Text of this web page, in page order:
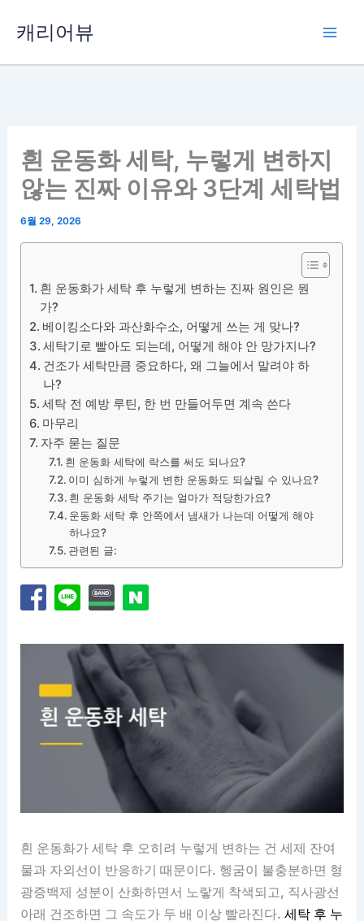
캐리어뷰
흰 운동화 세탁, 누렇게 변하지
않는 진짜 이유와 3단계 세탁법
6월 29, 2026
흰 운동화가 세탁 후 누렇게 변하는 진짜 원인은 뭔
가?
베이킹소다와 과산화수소, 어떻게 쓰는 게 맞나?
세탁기로 빨아도 되는데, 어떻게 해야 안 망가지나?
건조가 세탁만큼 중요하다, 왜 그늘에서 말려야 하
나?
세탁 전 예방 루틴, 한 번 만들어두면 계속 쓴다
마무리
자주 묻는 질문
흰 운동화 세탁에 락스를 써도 되나요?
이미 심하게 누렇게 변한 운동화도 되살릴 수 있나요?
흰 운동화 세탁 주기는 얼마가 적당한가요?
운동화 세탁 후 안쪽에서 냄새가 나는데 어떻게 해야
하나요?
관련된 글:
흰 운동화가 세탁 후 오히려 누렇게 변하는 건 세제 잔여
물과 자외선이 반응하기 때문이다. 헹굼이 불충분하면 형
광증백제 성분이 산화하면서 노랗게 착색되고, 직사광선
아래 건조하면 그 속도가 두 배 이상 빨라진다.세탁 후 누